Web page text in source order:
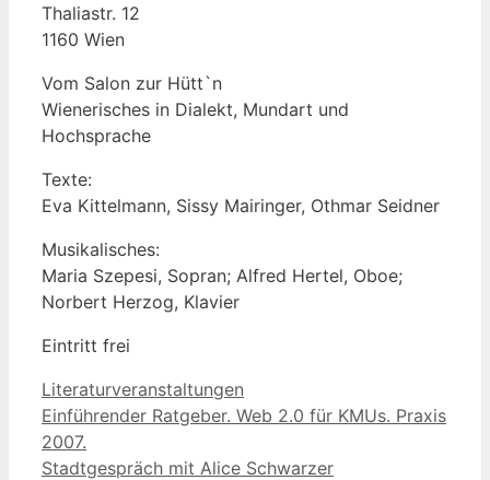
Thaliastr. 12
1160 Wien
Vom Salon zur Hütt`n
Wienerisches in Dialekt, Mundart und
Hochsprache
Texte:
Eva Kittelmann, Sissy Mairinger, Othmar Seidner
Musikalisches:
Maria Szepesi, Sopran; Alfred Hertel, Oboe;
Norbert Herzog, Klavier
Eintritt frei
Kategorien
Literaturveranstaltungen
Einführender Ratgeber. Web 2.0 für KMUs. Praxis
2007.
Stadtgespräch mit Alice Schwarzer